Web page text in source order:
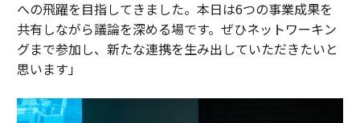
への飛躍を目指してきました。本日は6つの事業成果を
共有しながら議論を深める場です。ぜひネットワーキン
グまで参加し、新たな連携を生み出していただきたいと
思います」